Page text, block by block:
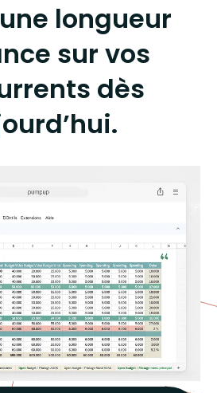
longueur
sur vos
dès